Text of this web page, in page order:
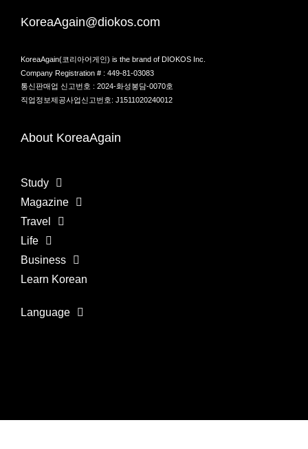
KoreaAgain@diokos.com
KoreaAgain(코리아어게인) is the brand of DIOKOS Inc.
Company Registration # : 449-81-03083
통신판매업 신고번호 : 2024-화성봉담-0070호
직업정보제공사업신고번호: J1511020240012
About KoreaAgain
Study
Magazine
Travel
Life
Business
Learn Korean
Language